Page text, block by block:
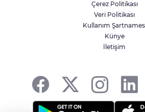
Atatürk Bulvarında
Çerez Politikası
Veri Politikası
Kullanım
Künye
İletişim